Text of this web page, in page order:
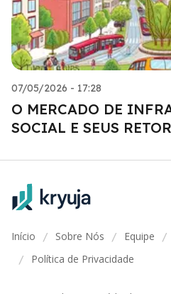
07/05/2026 - 17:28
O MERCADO DE
SOCIAL E SEUS
Início / Sobre Nós / Equipe /
/ Política de Privacidade